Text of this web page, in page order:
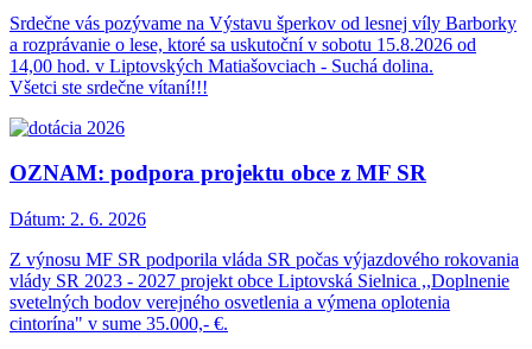
Srdečne vás pozývame na Výstavu šperkov od lesnej víly Barborky
a rozprávanie o lese, ktoré sa uskutoční v sobotu 15.8.2026 od
14,00 hod. v Liptovských Matiašovciach - Suchá dolina.
Všetci ste srdečne vítaní!!!
OZNAM: podpora projektu obce z MF SR
Dátum: 2. 6. 2026
Z výnosu MF SR podporila vláda SR počas výjazdového rokovania
vlády SR 2023 - 2027 projekt obce Liptovská Sielnica ,,Doplnenie
svetelných bodov verejného osvetlenia a výmena oplotenia
cintorína" v sume 35.000,- €.